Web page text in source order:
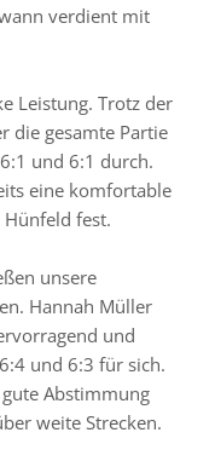
verdient mit
Leistung. Trotz der
die gesamte Partie
und 6:1 durch.
eine komfortable
fest.
unsere
Hannah Müller
und
und 6:3 für sich.
Abstimmung
weite Strecken.